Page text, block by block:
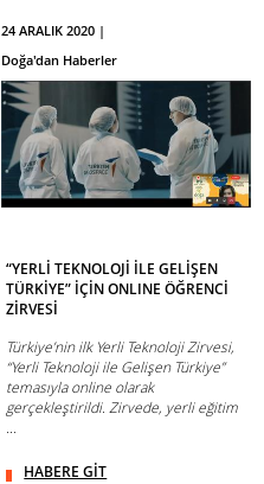
24 ARALIK 2020 |
Doğa'dan Haberler
“YERLİ TEKNOLOJİ İLE GELİŞEN
TÜRKİYE” İÇİN ONLINE ÖĞRENCİ
ZİRVESİ
Türkiye’nin ilk Yerli Teknoloji Zirvesi,
“Yerli Teknoloji ile Gelişen Türkiye”
temasıyla online olarak
gerçekleştirildi. Zirvede, yerli eğitim
...
HABERE GİT